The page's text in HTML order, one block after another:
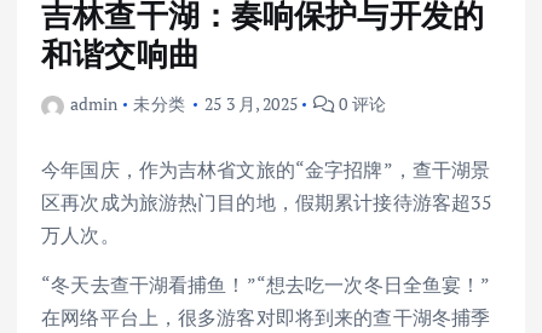
吉林查干湖：奏响保护与开发的
和谐交响曲
admin 未分类 25 3 月, 2025 0 评论
今年国庆，作为吉林省文旅的“金字招牌”，查干湖景
区再次成为旅游热门目的地，假期累计接待游客超35
万人次。
“冬天去查干湖看捕鱼！”“想去吃一次冬日全鱼宴！”
在网络平台上，很多游客对即将到来的查干湖冬捕季